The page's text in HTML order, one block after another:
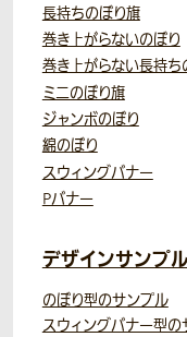
長持ちのぼり旗
巻き上がらないのぼり
巻き上がらない長持ち
ミニのぼり旗
ジャンボのぼり
綿のぼり
スウィングバナー
Pバナー
デザインサンプル
のぼり型のサンプル
スウィングバナー型の